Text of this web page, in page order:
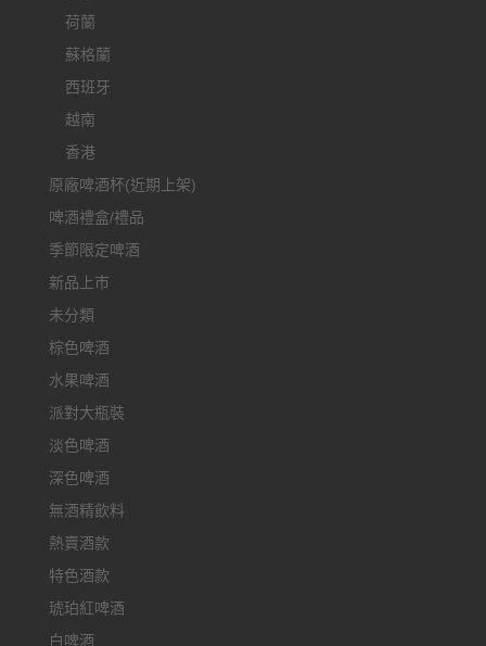
荷蘭
蘇格蘭
西班牙
越南
香港
原廠啤酒杯(近期上架)
啤酒禮盒/禮品
季節限定啤酒
新品上市
未分類
棕色啤酒
水果啤酒
派對大瓶裝
淡色啤酒
深色啤酒
無酒精飲料
熱賣酒款
特色酒款
琥珀紅啤酒
白啤酒